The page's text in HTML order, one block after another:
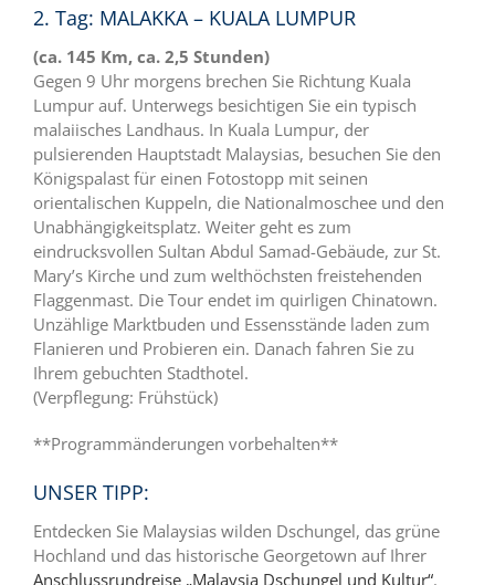
2. Tag: MALAKKA – KUALA LUMPUR
(ca. 145 Km, ca. 2,5 Stunden)
Gegen 9 Uhr morgens brechen Sie Richtung Kuala
Lumpur auf. Unterwegs besichtigen Sie ein typisch
malaiisches Landhaus. In Kuala Lumpur, der
pulsierenden Hauptstadt Malaysias, besuchen Sie den
Königspalast für einen Fotostopp mit seinen
orientalischen Kuppeln, die Nationalmoschee und den
Unabhängigkeitsplatz. Weiter geht es zum
eindrucksvollen Sultan Abdul Samad-Gebäude, zur St.
Mary’s Kirche und zum welthöchsten freistehenden
Flaggenmast. Die Tour endet im quirligen Chinatown.
Unzählige Marktbuden und Essensstände laden zum
Flanieren und Probieren ein. Danach fahren Sie zu
Ihrem gebuchten Stadthotel.
(Verpflegung: Frühstück)
**Programmänderungen vorbehalten**
UNSER TIPP:
Entdecken Sie Malaysias wilden Dschungel, das grüne
Hochland und das historische Georgetown auf Ihrer
Anschlussrundreise „Malaysia Dschungel und Kultur“.